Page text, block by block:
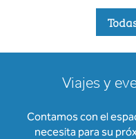
Viajes y
Contamos con el
necesita para su